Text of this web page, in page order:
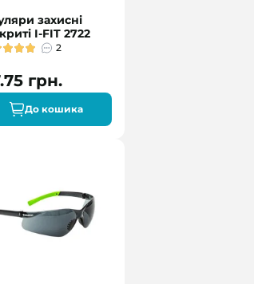
захисні
I-FIT 2722
2
грн.
До кошика